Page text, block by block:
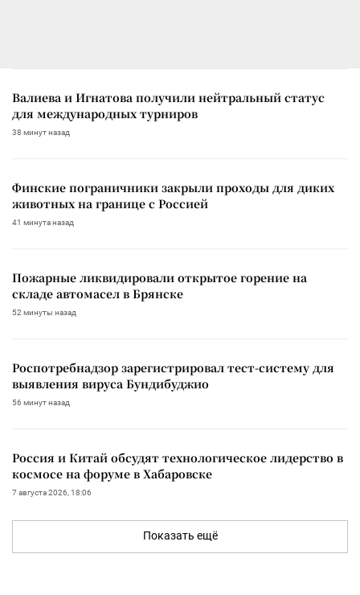
Валиева и Игнатова получили нейтральный статус
для международных турниров
38 минут назад
Финские пограничники закрыли проходы для диких
животных на границе с Россией
41 минута назад
Пожарные ликвидировали открытое горение на
складе автомасел в Брянске
52 минуты назад
Роспотребнадзор зарегистрировал тест-систему для
выявления вируса Бундибуджио
56 минут назад
Россия и Китай обсудят технологическое лидерство в
космосе на форуме в Хабаровске
7 августа 2026, 18:06
Показать ещё